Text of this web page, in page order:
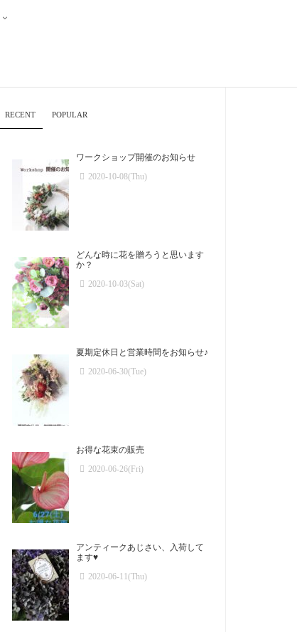
RECENT POPULAR
ワークショップ開催のお知らせ
2020-10-08(Thu)
どんな時に花を贈ろうと思います
か？
2020-10-03(Sat)
夏期定休日と営業時間をお知らせ♪
2020-06-30(Tue)
お得な花束の販売
2020-06-26(Fri)
アンティークあじさい、入荷して
ます♥️
2020-06-11(Thu)